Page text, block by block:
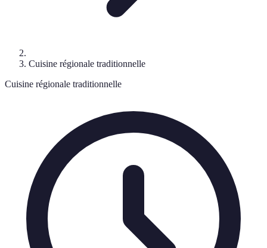
Cuisine régionale traditionnelle
Cuisine régionale traditionnelle